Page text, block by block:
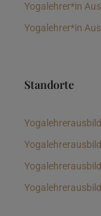
Yogalehrer*in
Yogalehrer*in
Standorte